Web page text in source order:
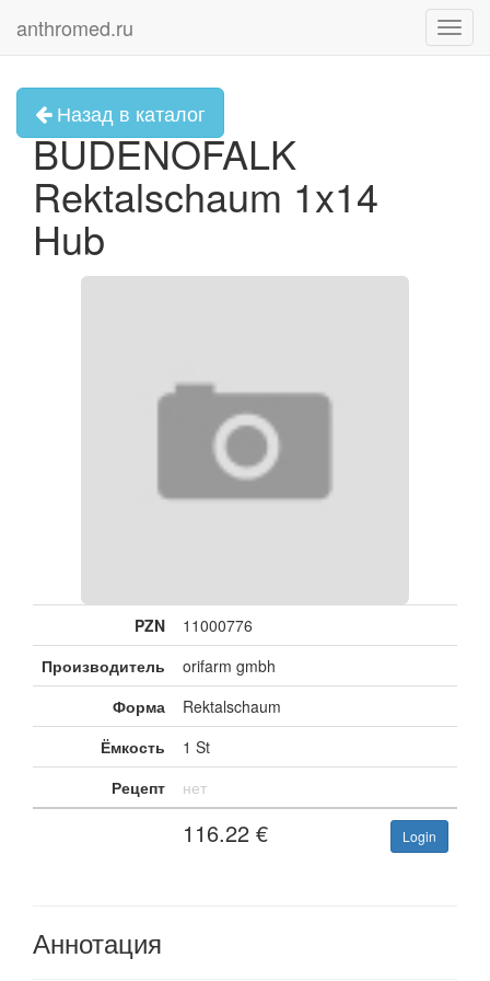
anthromed.ru
Назад в каталог
BUDENOFALK
Rektalschaum 1x14
Hub
PZN
11000776
Производитель
orifarm gmbh
Форма
Rektalschaum
Ёмкость
1 St
Рецепт
нет
116.22 € Login
Аннотация